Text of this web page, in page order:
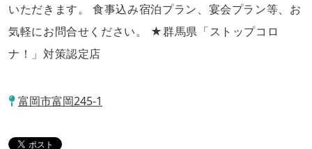
いただきます。 食事込み宿泊プラン、宴会プラン等、お
気軽にお問合せください。 ★群馬県「ストップコロ
ナ！」対策認定店
富岡市富岡245-1